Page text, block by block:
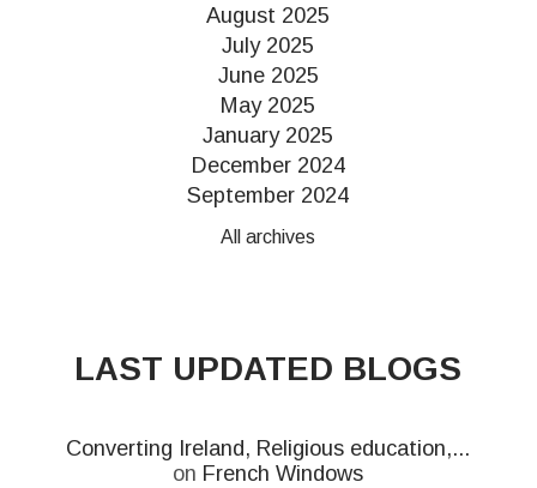
August 2025
July 2025
June 2025
May 2025
January 2025
December 2024
September 2024
All archives
LAST UPDATED BLOGS
Converting Ireland, Religious education,...
on French Windows